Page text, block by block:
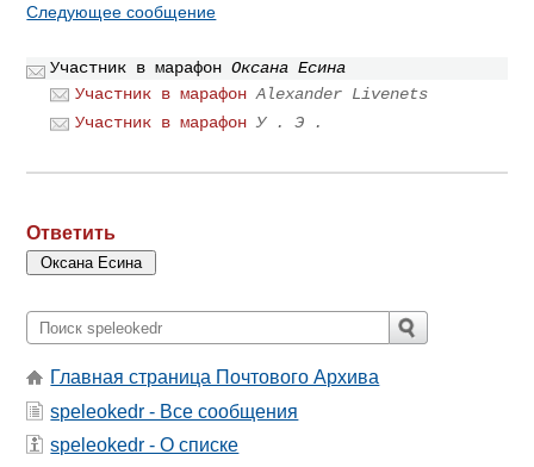
Следующее сообщение
Участник в марафон Оксана Есина
Участник в марафон Alexander Livenets
Участник в марафон У . Э .
Ответить
Главная страница Почтового Архива
speleokedr - Все сообщения
speleokedr - О списке